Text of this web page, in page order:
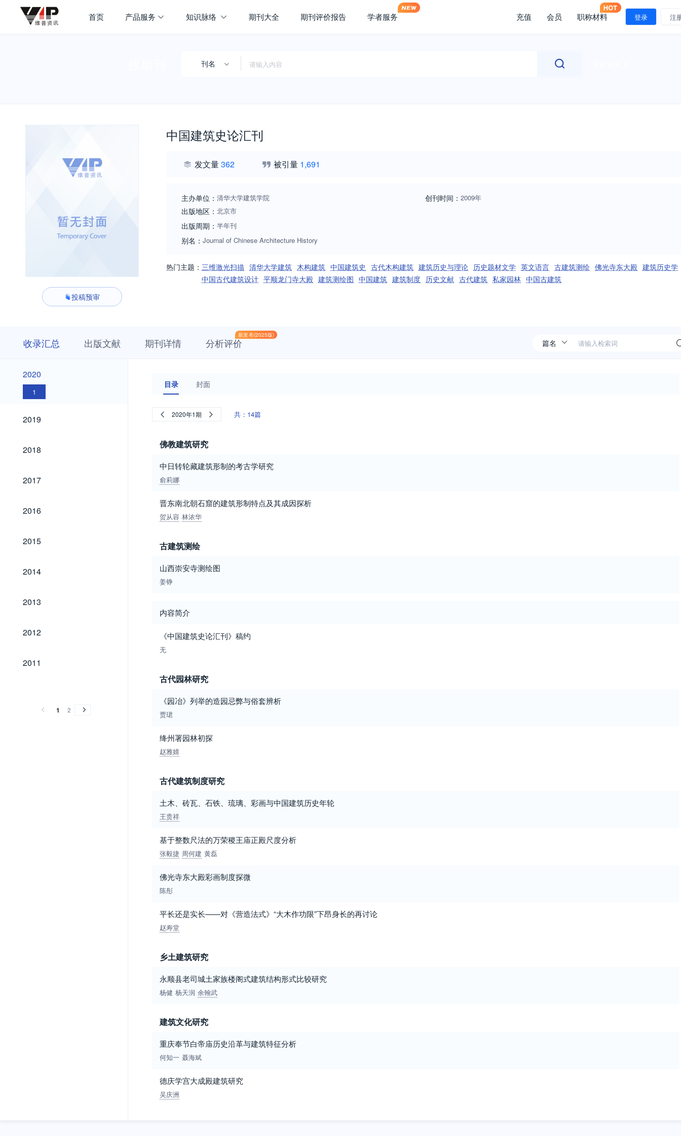
首页 产品服务 知识脉络 期刊大全 期刊评价报告 学者服务 充值 会员 职称材料 登录 注
刊名
投稿预审
中国建筑史论汇刊
发文量362 被引量 1,691
主办单位： 清华大学建筑学院
出版地区： 北京市
出版周期： 半年刊
别名： Journal of Chinese Architecture History
创刊时间： 2009年
热门主题： 三维激光扫描 清华大学建筑 木构建筑 中国建筑史 古代木构建筑 建筑历史与理论 历史题材文学 英文语言 古建筑测绘 佛光寺东大殿 建筑历史学
中国古代建筑设计 平顺龙门寺大殿 建筑测绘图 中国建筑 建筑制度 历史文献 古代建筑 私家园林 中国古建筑
收录汇总 出版文献 期刊详情
新发布(2025版)
分析评价
2020
2020
1
2019
2019
2018
2018
2017
2017
2016
2016
2015
2015
2014
2014
2013
2013
2012
2012
2011
2011
1 2
目录 封面
2020年1期 共：14篇
佛教建筑研究
中日转轮藏建筑形制的考古学研究
俞莉娜
晋东南北朝石窟的建筑形制特点及其成因探析
贺从容 林浓华
古建筑测绘
山西崇安寺测绘图
姜铮
内容简介
《中国建筑史论汇刊》稿约
无
古代园林研究
《园冶》列举的造园忌弊与俗套辨析
贾珺
绛州署园林初探
赵雅婧
古代建筑制度研究
土木、砖瓦、石铁、琉璃、彩画与中国建筑历史年轮
王贵祥
基于整数尺法的万荣稷王庙正殿尺度分析
张毅捷 周何建 黄磊
佛光寺东大殿彩画制度探微
陈彤
平长还是实长——对《营造法式》“大木作功限”下昂身长的再讨论
赵寿堂
乡土建筑研究
永顺县老司城土家族楼阁式建筑结构形式比较研究
杨健 杨天润 余翰武
建筑文化研究
重庆奉节白帝庙历史沿革与建筑特征分析
何知一 聂海斌
德庆学宫大成殿建筑研究
吴庆洲